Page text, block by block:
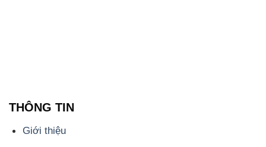
THÔNG TIN
Giới thiệu